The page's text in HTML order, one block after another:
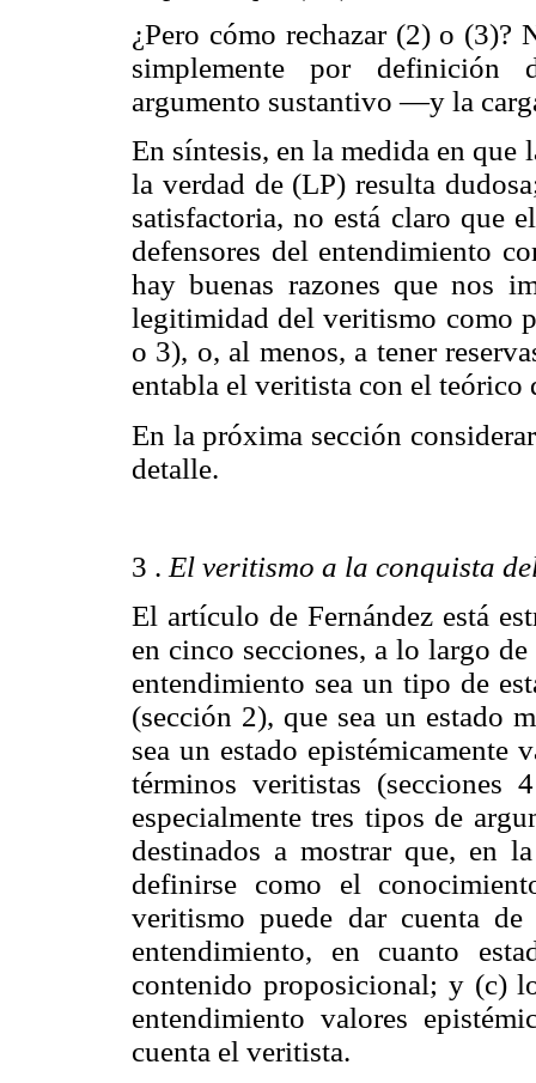
¿Pero cómo rechazar (2) o (3)?
simplemente por definición
argumento sustantivo —y la
En síntesis, en la medida en que
la verdad de (LP) resulta
satisfactoria, no está claro que
defensores del entendimiento
hay buenas razones que nos
legitimidad del veritismo como
o 3), o, al menos, a tener
entabla el veritista con el
En la próxima sección
detalle.
3 . El veritismo a la conquista
El artículo de Fernández está
en cinco secciones, a lo largo
entendimiento sea un tipo de
(sección 2), que sea un estado
sea un estado
términos veritistas
especialmente tres tipos de
destinados a mostrar que, en
definirse como el
veritismo puede dar cuenta
entendimiento, en cuanto
contenido proposicional; y (c)
entendimiento valores
cuenta el veritista.